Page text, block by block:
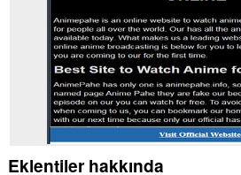
Eklentiler hakkında